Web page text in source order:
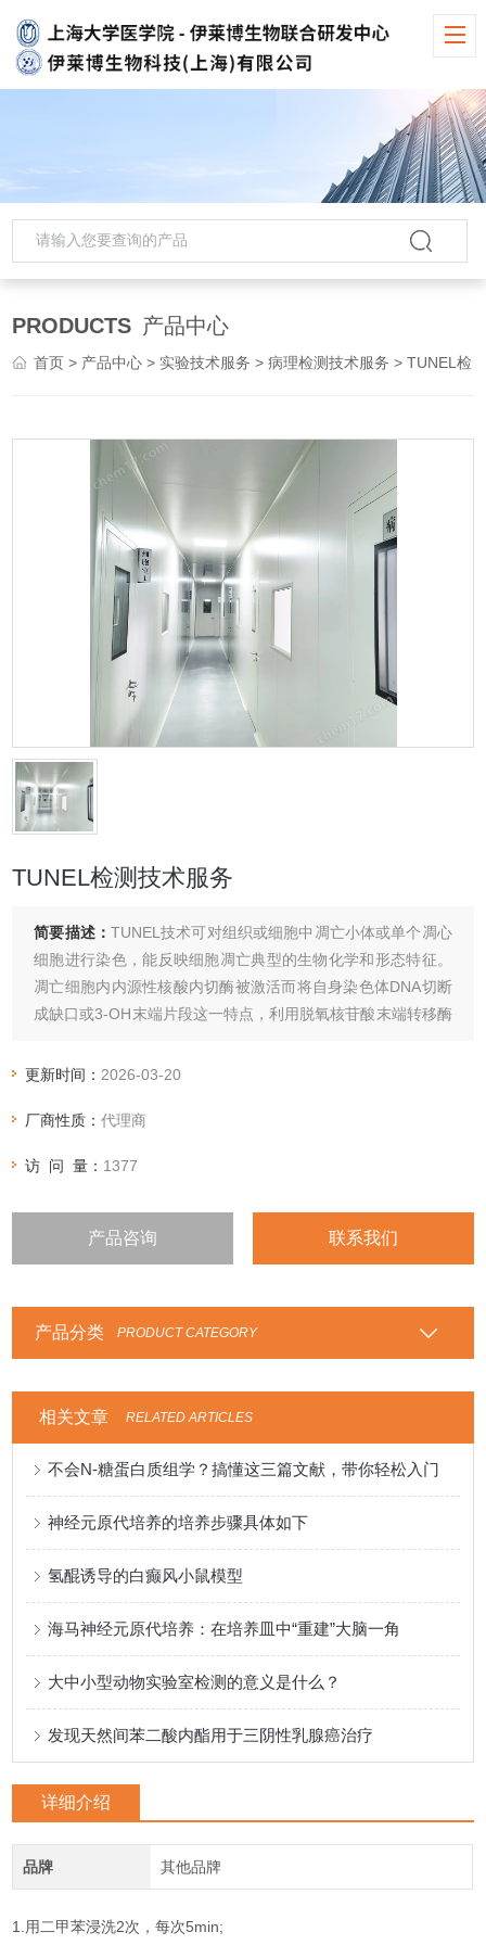
PRODUCTS 产品中心
首页 > 产品中心 > 实验技术服务 >病理检测技术服务 > TUNEL检测技术服务
TUNEL检测技术服务
简要描述： TUNEL技术可对组织或细胞中凋亡小体或单个凋心
细胞进行染色，能反映细胞凋亡典型的生物化学和形态特征。
凋亡细胞内内源性核酸内切酶被激活而将自身染色体DNA切断
成缺口或3-OH末端片段这一特点，利用脱氧核苷酸末端转移酶
或免疫荧光检测凋亡细胞。
更新时间： 2026-03-20
厂商性质：代理商
访 问 量： 1377
产品咨询 联系我们
产品分类 PRODUCT CATEGORY
相关文章 RELATED ARTICLES
不会N-糖蛋白质组学？搞懂这三篇文献，带你轻松入门
神经元原代培养的培养步骤具体如下
氢醌诱导的白癫风小鼠模型
海马神经元原代培养：在培养皿中“重建”大脑一角
大中小型动物实验室检测的意义是什么？
发现天然间苯二酸内酯用于三阴性乳腺癌治疗
详细介绍
品牌 其他品牌
1.用二甲苯浸洗2次，每次5min;